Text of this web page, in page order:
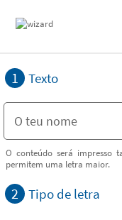
1 Texto
O conteúdo será impresso
permitem uma letra maior.
2 Tipo de letra